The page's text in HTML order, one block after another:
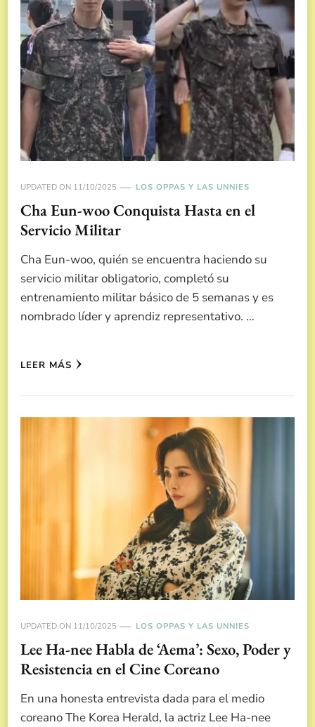
UPDATED ON 11/10/2025 LOS OPPAS Y LAS UNNIES
Cha Eun-woo Conquista Hasta en el
Servicio Militar
Cha Eun-woo, quién se encuentra haciendo su
servicio militar obligatorio, completó su
entrenamiento militar básico de 5 semanas y es
nombrado líder y aprendiz representativo. …
LEER MÁS
UPDATED ON 11/10/2025 LOS OPPAS Y LAS UNNIES
Lee Ha-nee Habla de ‘Aema’: Sexo, Poder y
Resistencia en el Cine Coreano
En una honesta entrevista dada para el medio
coreano The Korea Herald, la actriz Lee Ha-nee